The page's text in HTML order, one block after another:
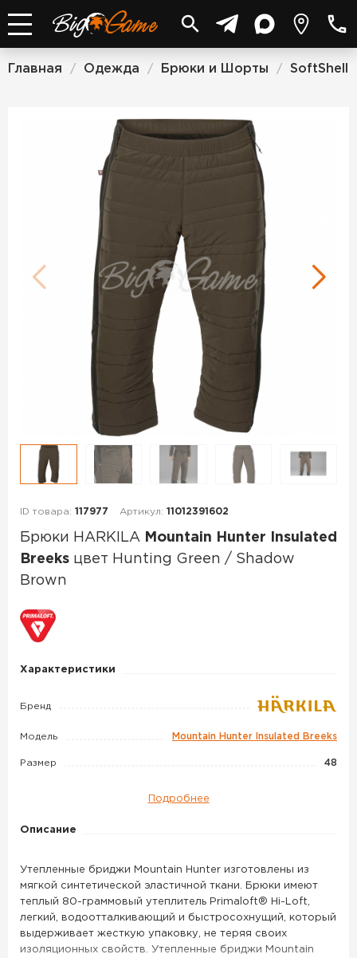
Главная / Одежда / Брюки и Шорты / SoftShell
ID товара: 117977 Артикул: 11012391602
Брюки HARKILA
Mountain Hunter Insulated
Breeks цвет Hunting Green / Shadow
Brown
Брюки
HARKILA
Hunter
Insulated
цвет
Hunting
Shadow
Характеристики
Бренд
Модель Mountain Hunter Insulated Breeks
Размер 48
Подробнее
Описание
Утепленные бриджи Mountain Hunter изготовлены из
мягкой синтетической эластичной ткани. Брюки имеют
теплый 80-граммовый утеплитель Primaloft® Hi-Loft,
легкий, водоотталкивающий и быстросохнущий, который
выдерживает жесткую упаковку, не теряя своих
изоляционных свойств. Утепленные бриджи Mountain